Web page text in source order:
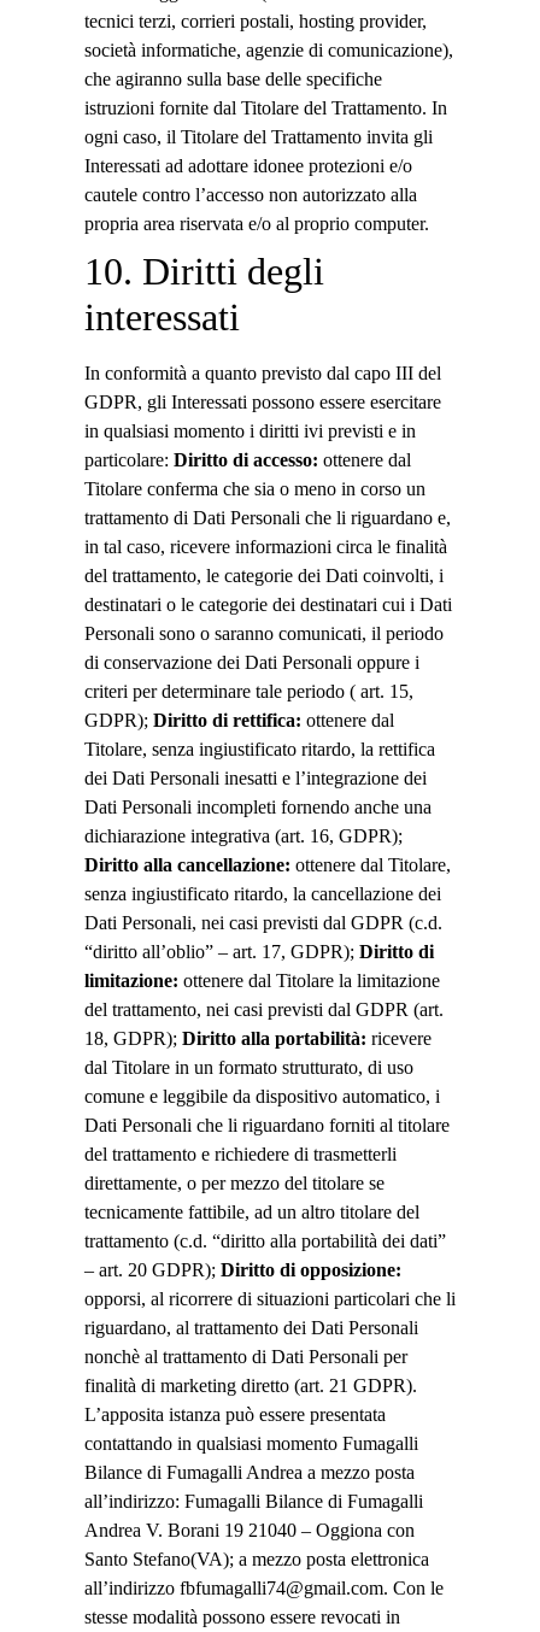
tecnici terzi, corrieri postali, hosting provider,
società informatiche, agenzie di comunicazione),
che agiranno sulla base delle specifiche
istruzioni fornite dal Titolare del Trattamento. In
ogni caso, il Titolare del Trattamento invita gli
Interessati ad adottare idonee protezioni e/o
cautele contro l’accesso non autorizzato alla
propria area riservata e/o al proprio computer.
10. Diritti degli
interessati
In conformità a quanto previsto dal capo III del
GDPR, gli Interessati possono essere esercitare
in qualsiasi momento i diritti ivi previsti e in
particolare: Diritto di accesso: ottenere dal
Titolare conferma che sia o meno in corso un
trattamento di Dati Personali che li riguardano e,
in tal caso, ricevere informazioni circa le finalità
del trattamento, le categorie dei Dati coinvolti, i
destinatari o le categorie dei destinatari cui i Dati
Personali sono o saranno comunicati, il periodo
di conservazione dei Dati Personali oppure i
criteri per determinare tale periodo ( art. 15,
GDPR); Diritto di rettifica: ottenere dal
Titolare, senza ingiustificato ritardo, la rettifica
dei Dati Personali inesatti e l’integrazione dei
Dati Personali incompleti fornendo anche una
dichiarazione integrativa (art. 16, GDPR);
Diritto alla cancellazione: ottenere dal Titolare,
senza ingiustificato ritardo, la cancellazione dei
Dati Personali, nei casi previsti dal GDPR (c.d.
“diritto all’oblio” – art. 17, GDPR); Diritto di
limitazione: ottenere dal Titolare la limitazione
del trattamento, nei casi previsti dal GDPR (art.
18, GDPR); Diritto alla portabilità: ricevere
dal Titolare in un formato strutturato, di uso
comune e leggibile da dispositivo automatico, i
Dati Personali che li riguardano forniti al titolare
del trattamento e richiedere di trasmetterli
direttamente, o per mezzo del titolare se
tecnicamente fattibile, ad un altro titolare del
trattamento (c.d. “diritto alla portabilità dei dati”
– art. 20 GDPR); Diritto di opposizione:
opporsi, al ricorrere di situazioni particolari che li
riguardano, al trattamento dei Dati Personali
nonchè al trattamento di Dati Personali per
finalità di marketing diretto (art. 21 GDPR).
L’apposita istanza può essere presentata
contattando in qualsiasi momento Fumagalli
Bilance di Fumagalli Andrea a mezzo posta
all’indirizzo: Fumagalli Bilance di Fumagalli
Andrea V. Borani 19 21040 – Oggiona con
Santo Stefano(VA); a mezzo posta elettronica
all’indirizzo fbfumagalli74@gmail.com. Con le
stesse modalità possono essere revocati in